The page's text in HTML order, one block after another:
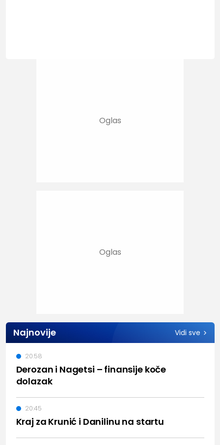
Najnovije Vidi sve
Derozan i Nagetsi – finansije koče
dolazak
20:58
Kraj za Krunić i Danilinu na startu
20:45